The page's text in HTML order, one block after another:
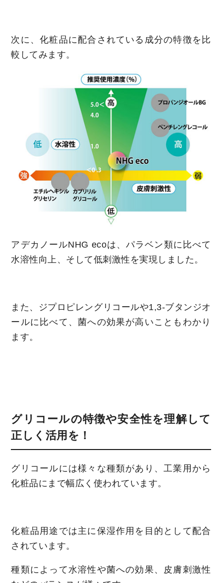
次に、化粧品に配合されている成分の特徴を比
較してみます。
アデカノールNHG ecoは、パラベン類に比べて
水溶性向上、そして低刺激性を実現しました。
また、ジプロピレングリコールや1,3-ブタンジオ
ールに比べて、菌への効果が高いこともわかり
ます。
グリコールの特徴や安全性を理解して
正しく活用を！
グリコールには様々な種類があり、工業用から
化粧品にまで幅広く使われています。
化粧品用途では主に保湿作用を目的として配合
されています。
種類によって水溶性や菌への効果、皮膚刺激性